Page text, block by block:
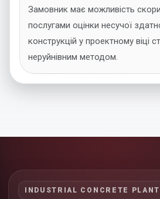
Замовник має можливість
послугами оцінки несучої
конструкцій у проектному віці
неруйнівним методом.
INDUSTRIAL CONCRETE PLANT